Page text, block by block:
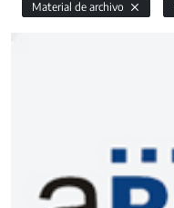
Material de archivo